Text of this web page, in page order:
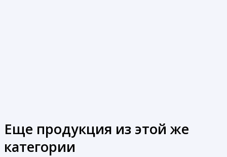
Еще продукция из этой же
категории